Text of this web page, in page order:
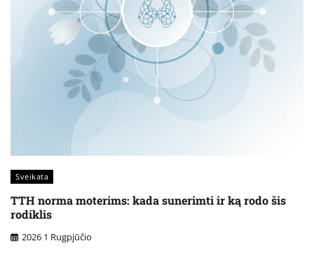
Sveikata
TTH norma moterims: kada sunerimti ir ką rodo šis
rodiklis
2026 1 Rugpjūčio